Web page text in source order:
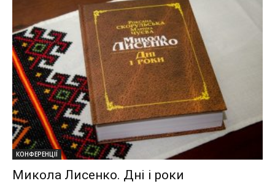
КОНФЕРЕНЦІЇ
Микола Лисенко. Дні і роки